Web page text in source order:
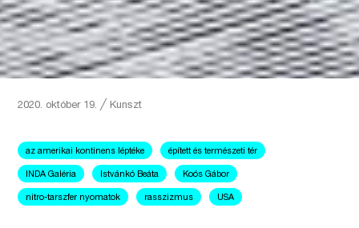
2020. október 19. ╱ Kunszt
az amerikai kontinens léptéke épített és természeti tér
INDA Galéria Istvánkó Beáta Koós Gábor
nitro-tarszfer nyomatok rasszizmus USA